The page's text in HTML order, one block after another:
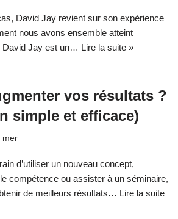
David Jay revient sur son expérience
nous avons ensemble atteint
David Jay est un… Lire la suite »
vos résultats ?
simple et efficace)
mer
d’utiliser un nouveau concept,
compétence ou assister à un séminaire,
de meilleurs résultats… Lire la suite